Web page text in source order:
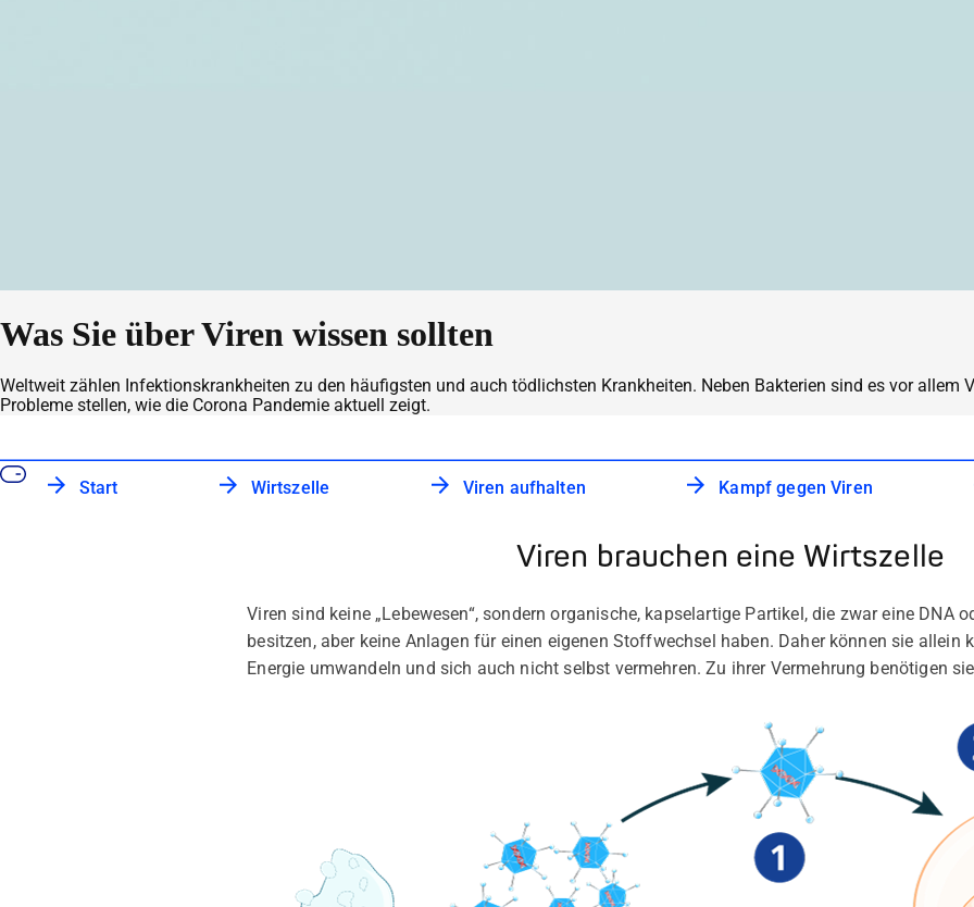
Was Sie über Viren wissen sollten
Weltweit zählen Infektionskrankheiten zu den häufigsten und auch tödlichsten Krankheiten. Neben Bakterien sind es vor allem
Probleme stellen, wie die Corona Pandemie aktuell zeigt.
Start Wirtszelle Viren aufhalten Kampf gegen Viren
Viren brauchen eine Wirtszelle
Viren sind keine „Lebewesen“, sondern organische, kapselartige Partikel, die zwar eine DNA
besitzen, aber keine Anlagen für einen eigenen Stoffwechsel haben. Daher können sie allein
Energie umwandeln und sich auch nicht selbst vermehren. Zu ihrer Vermehrung benötigen